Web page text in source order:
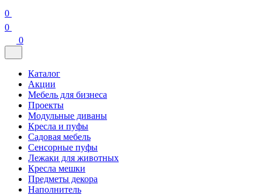
0
0
0
Каталог
Акции
Мебель для бизнеса
Проекты
Модульные диваны
Кресла и пуфы
Садовая мебель
Сенсорные пуфы
Лежаки для животных
Кресла мешки
Предметы декора
Наполнитель